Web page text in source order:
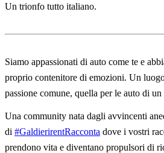
Un trionfo tutto italiano.
Siamo appassionati di auto come te e
proprio contenitore di emozioni. Un
passione comune, quella per le auto di
Una community nata dagli avvincenti
di #GaldierirentRacconta dove i vostri
prendono vita e diventano propulsori di